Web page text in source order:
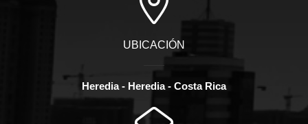
UBICACIÓN
Heredia - Heredia - Costa Rica